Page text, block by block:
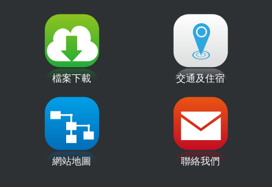
檔案下載 交通及住宿
網站地圖 聯絡我們